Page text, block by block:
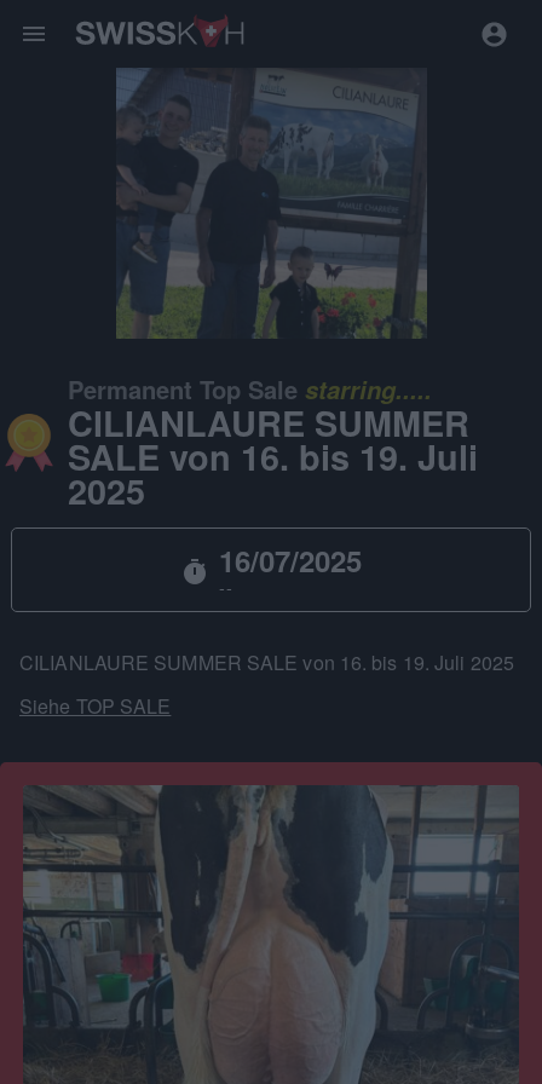
menu
Permanent Top Sale starring.....
CILIANLAURE SUMMER
SALE von 16. bis 19. Juli
2025
timer 16/07/2025
--
CILIANLAURE SUMMER SALE von 16. bis 19. Juli 2025
Siehe TOP SALE